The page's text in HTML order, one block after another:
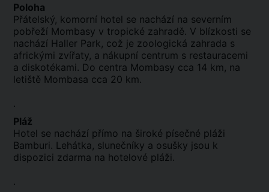
Poloha
Přátelský, komorní hotel se nachází na severním
pobřeží Mombasy v tropické zahradě. V blízkosti se
nachází Haller Park, což je zoologická zahrada s
africkými zvířaty, a nákupní centrum s restauracemi
a diskotékami. Do centra Mombasy cca 14 km, na
letiště Mombasa cca 20 km.
.
Pláž
Hotel se nachází přímo na široké písečné pláži
Bamburi. Lehátka, slunečníky a osušky jsou k
dispozici zdarma na hotelové pláži.
.